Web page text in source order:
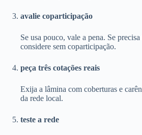
avalie coparticipação
Se usa pouco, vale a pena. Se
considere sem coparticipação.
peça três cotações reais
Exija a lâmina com coberturas e
da rede local.
teste a rede